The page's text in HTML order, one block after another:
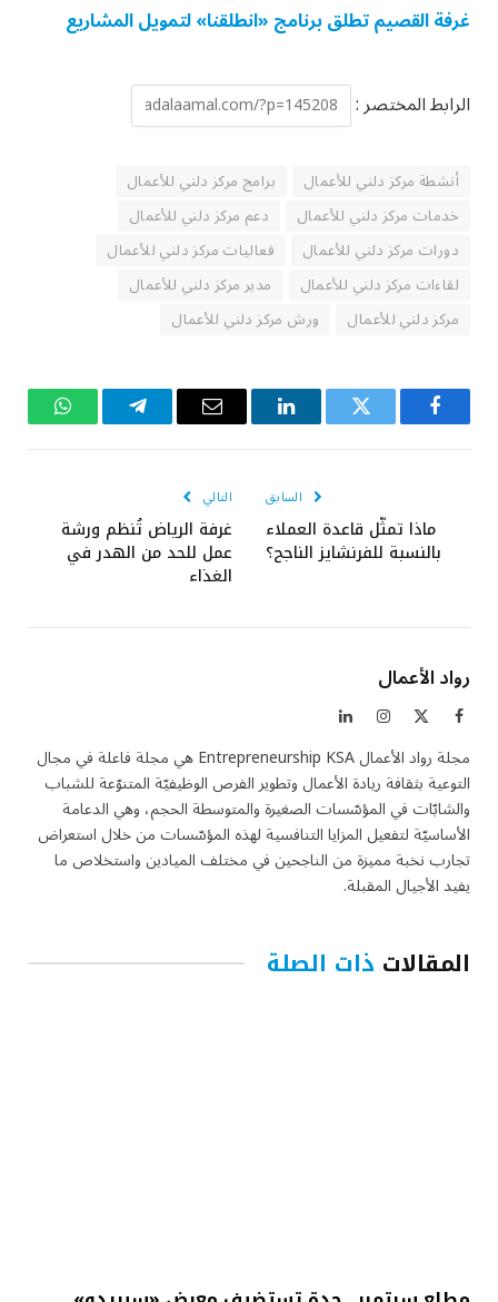
غرفة القصيم تطلق برنامج «انطلقنا» لتمويل المشاريع
الرابط المختصر :
أنشطة مركز دلني للأعمال
برامج مركز دلني للأعمال
خدمات مركز دلني للأعمال
دعم مركز دلني للأعمال
دورات مركز دلني للأعمال
فعاليات مركز دلني للأعمال
لقاءات مركز دلني للأعمال
مدير مركز دلني للأعمال
مركز دلني للأعمال
ورش مركز دلني للأعمال
فيسبوك تويتر لينكدإن
البريد
تيلقرام واتساب
السابق
ماذا تمثّل قاعدة العملاء
بالنسبة للفرنشايز الناجح؟
التالي
غرفة الرياض تُنظم ورشة
عمل للحد من الهدر في
الغذاء
رواد الأعمال
فيسبوك الانستغراملينكدإن
مجلة رواد الأعمال Entrepreneurship KSA هي مجلة فاعلة في مجال
التوعية بثقافة ريادة الأعمال وتطوير الفرص الوظيفيّة المتنوّعة للشباب
والشابّات في المؤسّسات الصغيرة والمتوسطة الحجم، وهي الدعامة
الأساسيّة لتفعيل المزايا التنافسية لهذه المؤسّسات من خلال استعراض
تجارب نخبة مميزة من الناجحين في مختلف الميادين واستخلاص ما
يفيد الأجيال المقبلة.
المقالات ذات الصلة